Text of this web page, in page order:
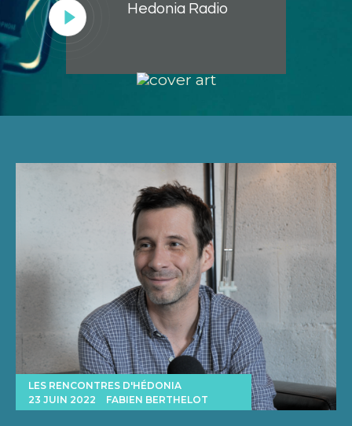
Hedonia Radio
LES RENCONTRES D'HÉDONIA
23 JUIN 2022
FABIEN BERTHELOT